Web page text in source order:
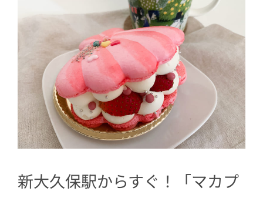
新大久保駅からすぐ！「マカプ